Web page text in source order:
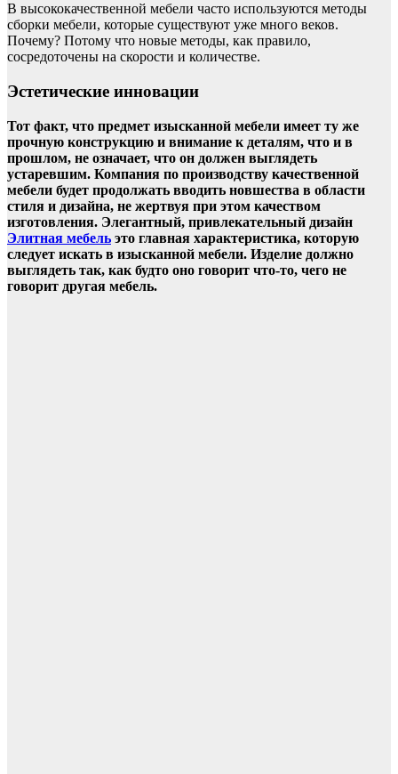
В высококачественной мебели часто используются методы
сборки мебели, которые существуют уже много веков.
Почему? Потому что новые методы, как правило,
сосредоточены на скорости и количестве.
Эстетические инновации
Тот факт, что предмет изысканной мебели имеет ту же
прочную конструкцию и внимание к деталям, что и в
прошлом, не означает, что он должен выглядеть
устаревшим. Компания по производству качественной
мебели будет продолжать вводить новшества в области
стиля и дизайна, не жертвуя при этом качеством
изготовления. Элегантный, привлекательный дизайн
Элитная мебель это главная характеристика, которую
следует искать в изысканной мебели. Изделие должно
выглядеть так, как будто оно говорит что-то, чего не
говорит другая мебель.